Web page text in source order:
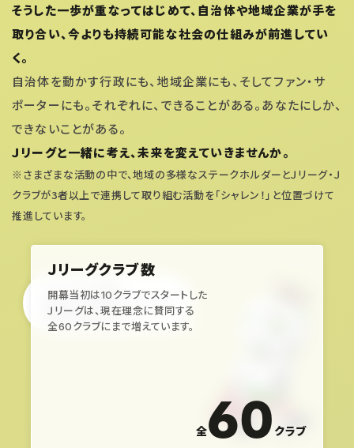
そうした一歩が重なってはじめて、自治体や地域企業が手を
取り合い、今よりも持続可能な社会の仕組みが前進してい
く。
自治体を動かす行政にも、地域企業にも、そしてファン・サ
ポーターにも。それぞれに、できることがある。あなたにしか、
できないことがある。
Ｊリーグと一緒に考え、未来を変えていきませんか。
※さまざまな活動の中で、地域の多様なステークホルダーとＪリーグ・Ｊ
クラブが3者以上で連携して取り組む活動を「シャレン！」と位置づけて
推進しています。
Ｊリーグと一緒に
あなたにできるアクションを
考えてみませんか
Ｊリーグクラブ数
開幕当初は10クラブでスタートした
Ｊリーグは、現在理念に賛同する
全60クラブにまで増えています。
全60 クラブ